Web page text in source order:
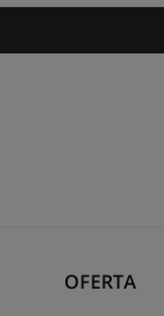
OFERTA